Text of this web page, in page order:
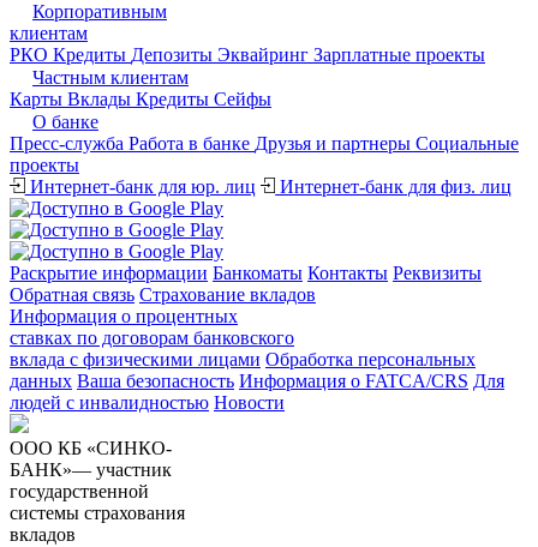
Корпоративным
клиентам
РКО Кредиты Депозиты Эквайринг Зарплатные проекты
Частным клиентам
Карты Вклады Кредиты Сейфы
О банке
Пресс-служба Работа в банке Друзья и партнеры Cоциальные
проекты
Интернет-банк для юр. лиц
Интернет-банк для физ. лиц
Раскрытие информации Банкоматы Контакты Реквизиты
Обратная связь Страхование вкладов
Информация о процентных
ставках по договорам банковского
вклада с физическими лицами Обработка персональных
данных Ваша безопасность Информация о FATCA/CRS Для
людей с инвалидностью Новости
ООО КБ «СИНКО-
БАНК»— участник
государственной
системы страхования
вкладов